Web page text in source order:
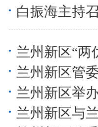
白振海主持
兰州新区“两
兰州新区管
兰州新区举
兰州新区与